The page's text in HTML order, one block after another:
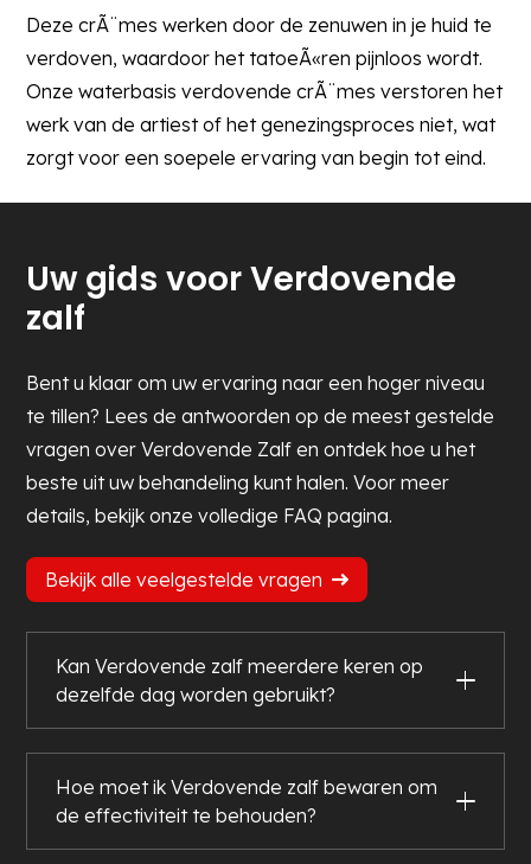
Deze crÃ¨mes werken door de zenuwen in je huid te
verdoven, waardoor het tatoeÃ«ren pijnloos wordt.
Onze waterbasis verdovende crÃ¨mes verstoren het
werk van de artiest of het genezingsproces niet, wat
zorgt voor een soepele ervaring van begin tot eind.
Uw gids voor Verdovende
zalf
Bent u klaar om uw ervaring naar een hoger niveau
te tillen? Lees de antwoorden op de meest gestelde
vragen over Verdovende Zalf en ontdek hoe u het
beste uit uw behandeling kunt halen. Voor meer
details, bekijk onze volledige FAQ pagina.
Bekijk alle veelgestelde vragen
Kan Verdovende zalf meerdere keren op
dezelfde dag worden gebruikt?
Hoe moet ik Verdovende zalf bewaren om
de effectiviteit te behouden?